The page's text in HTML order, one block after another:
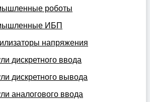
роботы
ИБП
напряжения
дискретного ввода
дискретного вывода
аналогового ввода